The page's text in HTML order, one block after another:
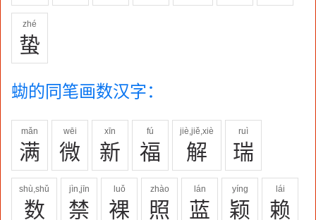
zhé
蛰
蜐的同笔画数汉字：
mǎn
满
wēi
微
xīn
新
fú
福
jiè,jiě,xiè
解
ruì
瑞
shù,shǔ
数
jìn,jīn
禁
luǒ
裸
zhào
照
lán
蓝
yíng
颖
lái
赖